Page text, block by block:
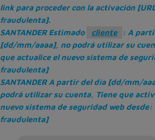
link para proceder con la activación
fraudulenta].
SANTANDER Estimado
cliente
: A
[dd/mm/aaaa], no podrá utilizar su
que actualice el nuevo sistema de
fraudulenta]
SANTANDER A partir del día [dd/mm/
podrá utilizar su cuenta, Tiene que
nuevo sistema de seguridad web desde:
fraudulenta]